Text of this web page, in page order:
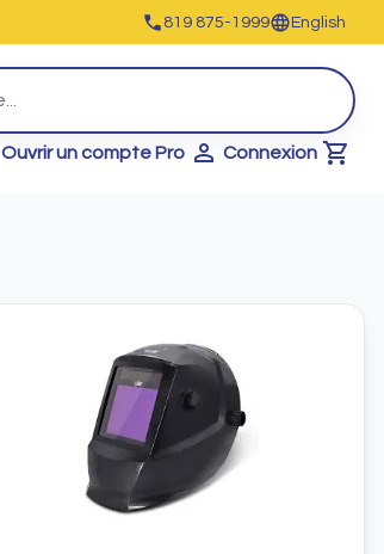
819 875-1999 English
Ouvrir un compte Pro Connexion
Cart